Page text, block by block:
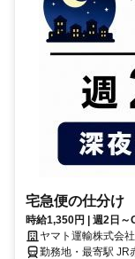
宅急便の仕分け
時給1,350円 | 週2日～
ヤマト運輸株式会
勤務地・最寄駅 JR